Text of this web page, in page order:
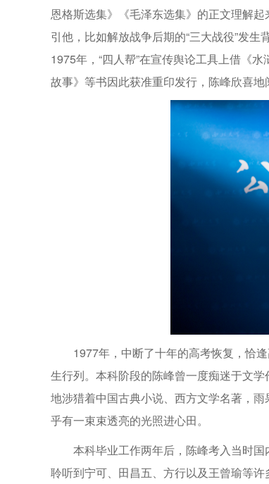
恩格斯选集》《毛泽东选集》的正文理解
引他，比如解放战争后期的“三大战役”发生
1975年，“四人帮”在宣传舆论工具上借《
故事》等书因此获准重印发行，陈峰欣喜
1977年，中断了十年的高考恢复，恰
生行列。本科阶段的陈峰曾一度痴迷于文
地涉猎着中国古典小说、西方文学名著，
乎有一束束透亮的光照进心田。
本科毕业工作两年后，陈峰考入当时
聆听到宁可、田昌五、方行以及王曾瑜等